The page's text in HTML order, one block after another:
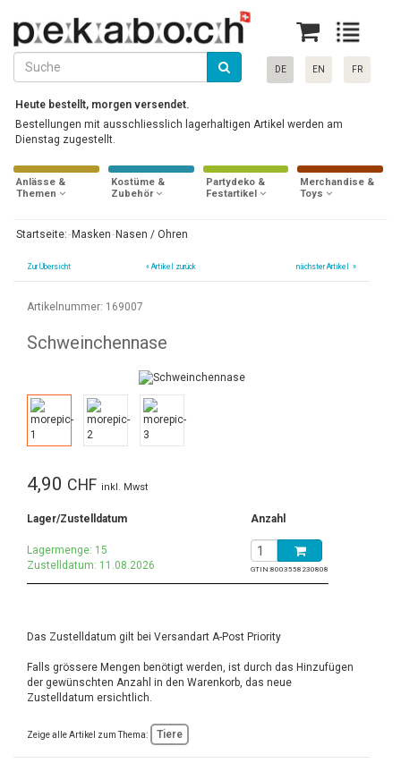
DE EN FR
Heute bestellt, morgen versendet.
Bestellungen mit ausschliesslich lagerhaltigen Artikel werden am
Dienstag zugestellt.
Anlässe &
Themen
Kostüme &
Zubehör
Partydeko &
Festartikel
Merchandise &
Toys
Startseite: Masken Nasen / Ohren
Zur Übersicht «Artikel zurück nächster Artikel »
Artikelnummer: 169007
Schweinchennase
4,90 CHF inkl. Mwst
Lager/Zustelldatum Anzahl
Lagermenge: 15
Zustelldatum: 11.08.2026
GTIN:8003558230808
Das Zustelldatum gilt bei Versandart A-Post Priority
Falls grössere Mengen benötigt werden, ist durch das Hinzufügen
der gewünschten Anzahl in den Warenkorb, das neue
Zustelldatum ersichtlich.
Zeige alle Artikel zum Thema: Tiere